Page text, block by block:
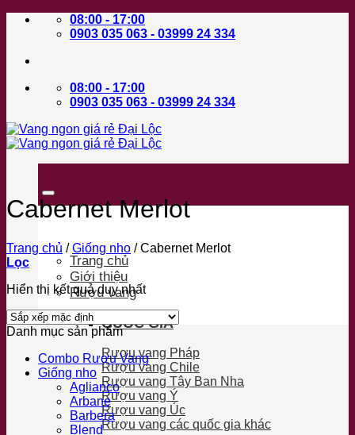
dung
08:00 - 17:00
0903 035 063 - 03999 24 334
08:00 - 17:00
0903 035 063 - 03999 24 334
Trang chủ
Giới thiệu
Rượu vang
QUỐC GIA
Rượu vang Pháp
Rượu vang Chile
Rượu vang Tây Ban Nha
Rượu vang Ý
Rượu vang Úc
Rượu vang các quốc gia khác
Cabernet Merlot
Trang chủ / Giống nho /Cabernet Merlot
Lọc
Hiển thị kết quả duy nhất
Danh mục sản phẩm
Combo Rượu Vang
Giống nho
Aglianco
Arbane
Barbera
Blend